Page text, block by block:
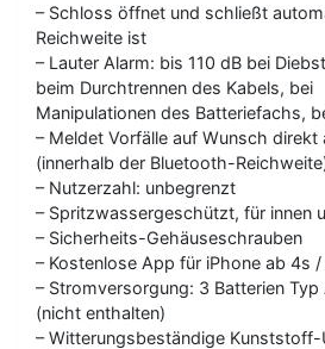
– Schloss öffnet und schließt
Reichweite ist
– Lauter Alarm: bis 110 dB bei
beim Durchtrennen des Kabels, bei
Manipulationen des Batteriefachs,
– Meldet Vorfälle auf Wunsch
(innerhalb der Bluetooth-
– Nutzerzahl: unbegrenzt
– Spritzwassergeschützt, für innen
– Sicherheits-Gehäuseschrauben
– Kostenlose App für iPhone ab 4s
– Stromversorgung: 3 Batterien Typ
(nicht enthalten)
– Witterungsbeständige Kunststoff-